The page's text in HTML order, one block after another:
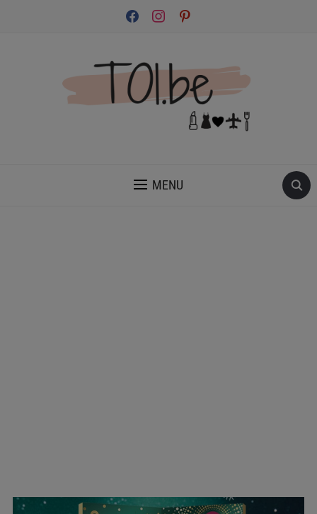
facebookinstagrampinterest
MENU